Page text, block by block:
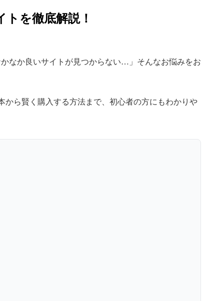
を徹底解説！
なか良いサイトが見つからない…」そんなお悩みをお
から賢く購入する方法まで、初心者の方にもわかりや